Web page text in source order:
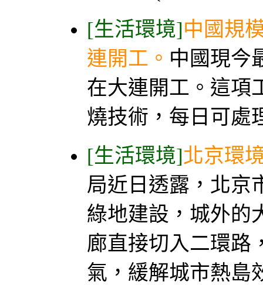
[生活環境]中國規
連開工。 中國現今
在大連開工。這項
燒技術，每日可處
[生活環境]北京環
局近日透露，北京
綠地建設，城外的
廊直接切入二環路
氣，緩解城市熱島